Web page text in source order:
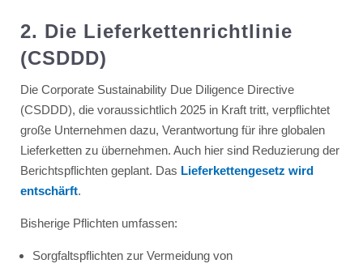
2. Die Lieferkettenrichtlinie
(CSDDD)
Die Corporate Sustainability Due Diligence Directive
(CSDDD), die voraussichtlich 2025 in Kraft tritt, verpflichtet
große Unternehmen dazu, Verantwortung für ihre globalen
Lieferketten zu übernehmen. Auch hier sind Reduzierung der
Berichtspflichten geplant. Das Lieferkettengesetz wird
entschärft.
Bisherige Pflichten umfassen:
Sorgfaltspflichten zur Vermeidung von